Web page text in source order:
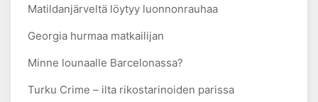
Matildanjärveltä löytyy luonnonrauhaa
Georgia hurmaa matkailijan
Minne lounaalle Barcelonassa?
Turku Crime – ilta rikostarinoiden parissa